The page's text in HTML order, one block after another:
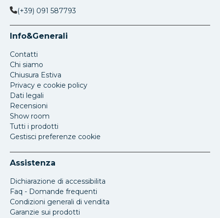
(+39) 091 587793
Info&Generali
Contatti
Chi siamo
Chiusura Estiva
Privacy e cookie policy
Dati legali
Recensioni
Show room
Tutti i prodotti
Gestisci preferenze cookie
Assistenza
Dichiarazione di accessibilita
Faq - Domande frequenti
Condizioni generali di vendita
Garanzie sui prodotti